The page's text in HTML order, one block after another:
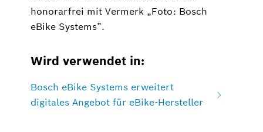
honorarfrei mit Vermerk „Foto: Bosch
eBike Systems”.
Wird verwendet in:
Bosch eBike Systems erweitert
digitales Angebot für eBike-Hersteller